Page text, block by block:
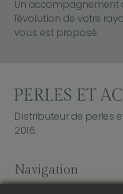
Un accompagnement
l'évolution de votre
vous est proposé.
Distributeur de perles
2016.
Navigation